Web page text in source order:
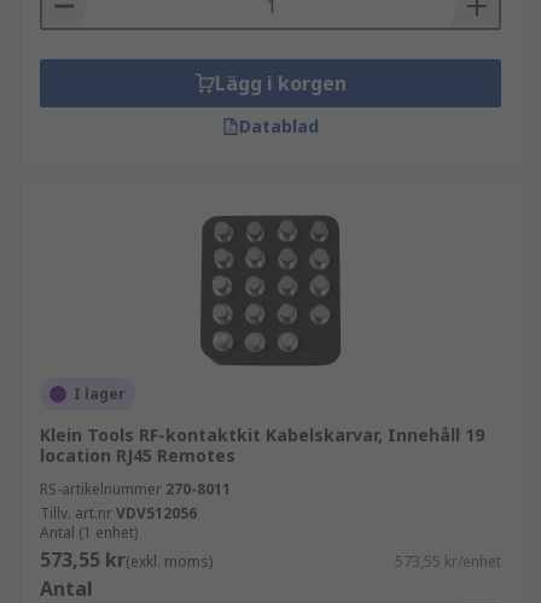
Lägg i korgen
Datablad
I lager
Klein Tools RF-kontaktkit Kabelskarvar, Innehåll 19
location RJ45 Remotes
RS-artikelnummer 270-8011
Tillv. art.nrVDV512056
Antal (1 enhet)
573,55 kr(exkl. moms) 573,55 kr/enhet
Antal